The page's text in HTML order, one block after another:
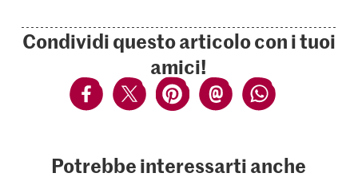
Condividi questo articolo con i tuoi
amici!
Potrebbe interessarti anche